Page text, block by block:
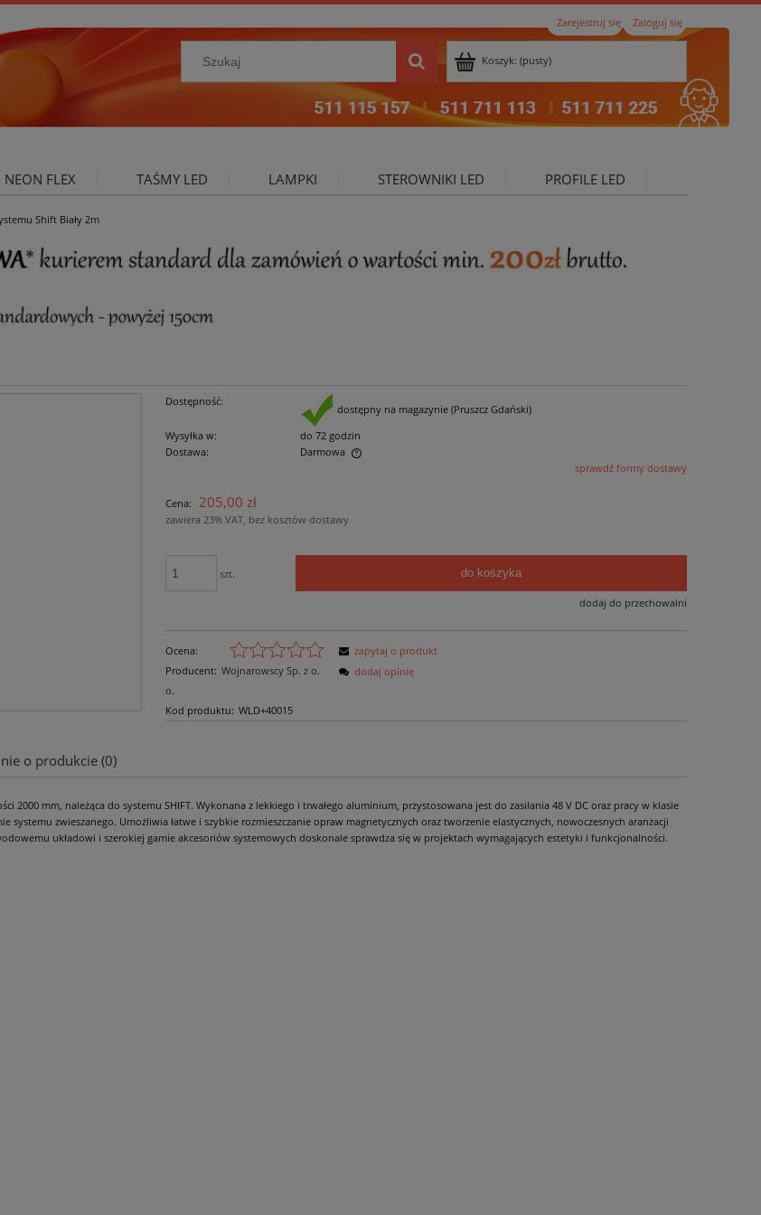
Zarejestruj się Zaloguj się
Koszyk: (pusty)
NEON FLEX TAŚMY LED LAMPKI STEROWNIKI LED PROFILE LED
Shift Biały 2m
Dostępność:
dostępny na magazynie (Pruszcz Gdański)
Wysyłka w:
do 72 godzin
Dostawa:
Darmowa
płatności
sprawdź formy dostawy
Cena: 205,00 zł
zawiera 23% VAT, bez kosztów dostawy
szt. do koszyka
dodaj do przechowalni
Ocena:
Producent: Wojnarowscy Sp. z o.
o.
Kod produktu: WLD+40015
zapytaj o produkt
dodaj opinię
ewentualnych kosztów
o produkcie (0)
2000 mm, należąca do systemu SHIFT. Wykonana z lekkiego i trwałego aluminium, przystosowana jest do zasilania 48 V DC oraz pracy w klasie
zwieszanego. Umożliwia łatwe i szybkie rozmieszczanie opraw magnetycznych oraz tworzenie elastycznych, nowoczesnych aranżacji
układowi i szerokiej gamie akcesoriów systemowych doskonale sprawdza się w projektach wymagających estetyki i funkcjonalności.